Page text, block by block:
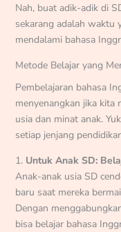
Nah, buat adik-adik di
sekarang adalah waktu
mendalami bahasa
Metode Belajar yang
Pembelajaran bahasa
menyenangkan jika kita
usia dan minat anak.
setiap jenjang
1. Untuk Anak SD:
Anak-anak usia SD
baru saat mereka
Dengan
bisa belajar bahasa